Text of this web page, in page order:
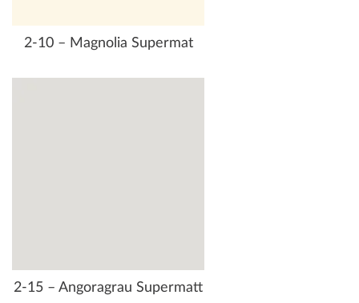
2-10 – Magnolia Supermat
2-15 – Angoragrau Supermatt